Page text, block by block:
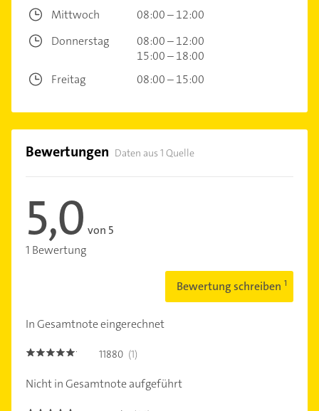
Mittwoch
08:00 – 12:00
Donnerstag
08:00 – 12:00
15:00 – 18:00
Freitag
08:00 – 15:00
Bewertungen Daten aus 1 Quelle
5,0 von 5
1 Bewertung
Bewertung schreiben
In Gesamtnote eingerechnet
5.0 11880 (1)
Nicht in Gesamtnote aufgeführt